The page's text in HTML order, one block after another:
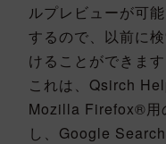
ルプレビューが可
するので、以前に
けることができます
これは、Qsirch
Mozilla Firefox®用
し、Google